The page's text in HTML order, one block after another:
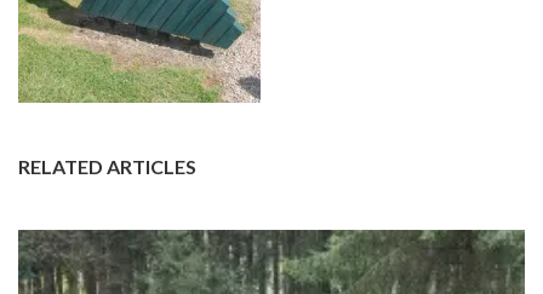
RELATED ARTICLES